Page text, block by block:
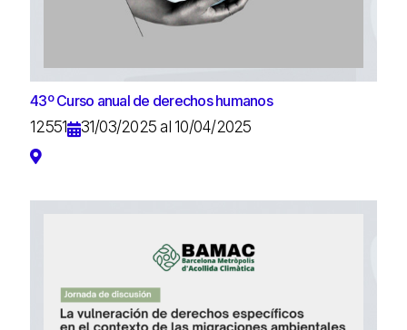
43º Curso anual de derechos humanos
12551
31/03/2025 al 10/04/2025